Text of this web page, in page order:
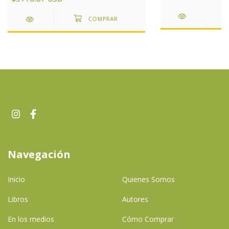
Navegación
Inicio Quienes Somos
Libros Autores
En los medios Cómo Comprar